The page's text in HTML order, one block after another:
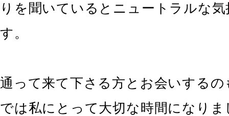
りを聞いているとニュートラルな
す。
通って来て下さる方とお会いする
では私にとって大切な時間になり